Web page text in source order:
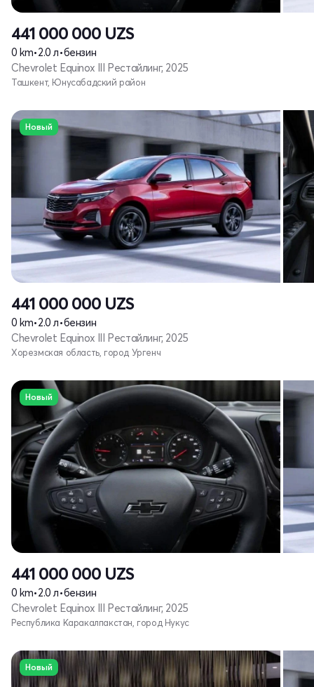
441 000 000 UZS
0 km•2.0 л•бензин
Chevrolet Equinox III Рестайлинг, 2025
Ташкент, Юнусабадский район
Новый
441 000 000 UZS
0 km•2.0 л•бензин
Chevrolet Equinox III Рестайлинг, 2025
Хорезмская область, город Ургенч
Новый
441 000 000 UZS
0 km•2.0 л•бензин
Chevrolet Equinox III Рестайлинг, 2025
Республика Каракалпакстан, город Нукус
Новый